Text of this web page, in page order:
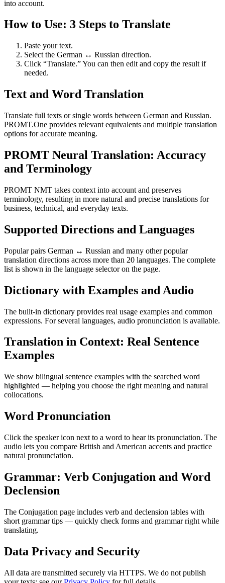
into account.
How to Use: 3 Steps to Translate
Paste your text.
Select the German ↔ Russian direction.
Click “Translate.” You can then edit and copy the result if
needed.
Text and Word Translation
Translate full texts or single words between German and Russian.
PROMT.One provides relevant equivalents and multiple translation
options for accurate meaning.
PROMT Neural Translation: Accuracy
and Terminology
PROMT NMT takes context into account and preserves
terminology, resulting in more natural and precise translations for
business, technical, and everyday texts.
Supported Directions and Languages
Popular pairs German ↔ Russian and many other popular
translation directions across more than 20 languages. The complete
list is shown in the language selector on the page.
Dictionary with Examples and Audio
The built-in dictionary provides real usage examples and common
expressions. For several languages, audio pronunciation is available.
Translation in Context: Real Sentence
Examples
We show bilingual sentence examples with the searched word
highlighted — helping you choose the right meaning and natural
collocations.
Word Pronunciation
Click the speaker icon next to a word to hear its pronunciation. The
audio lets you compare British and American accents and practice
natural pronunciation.
Grammar: Verb Conjugation and Word
Declension
The Conjugation page includes verb and declension tables with
short grammar tips — quickly check forms and grammar right while
translating.
Data Privacy and Security
All data are transmitted securely via HTTPS. We do not publish